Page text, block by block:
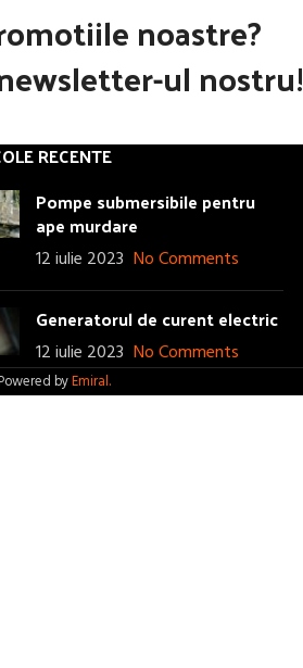
noastre?
ul nostru!
RECENTE
Pompe submersibile pentru
ape murdare
12 iulie 2023 No Comments
Generatorul de curent electric
12 iulie 2023 No Comments
byEmiral.